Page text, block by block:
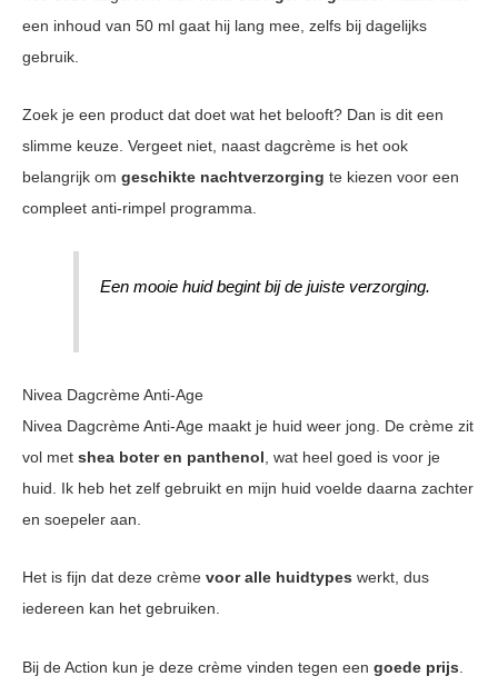
een inhoud van 50 ml gaat hij lang mee, zelfs bij dagelijks
gebruik.
Zoek je een product dat doet wat het belooft? Dan is dit een
slimme keuze. Vergeet niet, naast dagcrème is het ook
belangrijk om geschikte nachtverzorging te kiezen voor een
compleet anti-rimpel programma.
Een mooie huid begint bij de juiste verzorging.
Nivea Dagcrème Anti-Age
Nivea Dagcrème Anti-Age maakt je huid weer jong. De crème zit
vol met shea boter en panthenol , wat heel goed is voor je
huid. Ik heb het zelf gebruikt en mijn huid voelde daarna zachter
en soepeler aan.
Het is fijn dat deze crème voor alle huidtypes werkt, dus
iedereen kan het gebruiken.
Bij de Action kun je deze crème vinden tegen een goede prijs